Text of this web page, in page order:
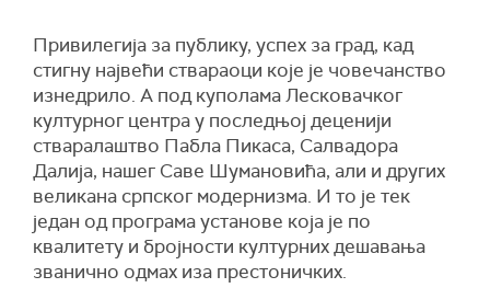
Привилегија за публику, успех за град, кад
стигну највећи ствараоци које је човечанство
изнедрило. А под куполама Лесковачког
културног центра у последњој деценији
стваралаштво Пабла Пикаса, Салвадора
Далија, нашег Саве Шумановића, али и других
великана српског модернизма. И то је тек
један од програма установе која је по
квалитету и бројности културних дешавања
званично одмах иза престоничких.